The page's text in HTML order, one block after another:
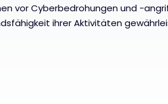
vor Cyberbedrohungen und -
ihrer Aktivitäten